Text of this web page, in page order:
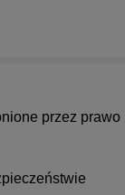
przez prawo